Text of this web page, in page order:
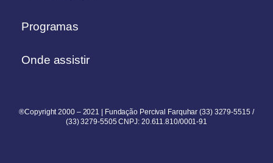
Programas
Onde assistir
®Copyright 2000 – 2021 | Fundação Percival Farquhar (33) 3279-5515 /
(33) 3279-5505 CNPJ: 20.611.810/0001-91